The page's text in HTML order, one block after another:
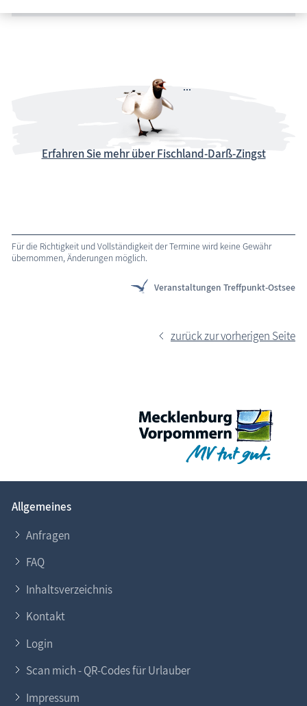
Erfahren Sie mehr über Fischland-Darß-Zingst
Für die Richtigkeit und Vollständigkeit der Termine wird keine Gewähr
übernommen, Änderungen möglich.
Veranstaltungen Treffpunkt-Ostsee
zurück zur vorherigen Seite
Allgemeines
Anfragen
FAQ
Inhaltsverzeichnis
Kontakt
Login
Scan mich - QR-Codes für Urlauber
Impressum